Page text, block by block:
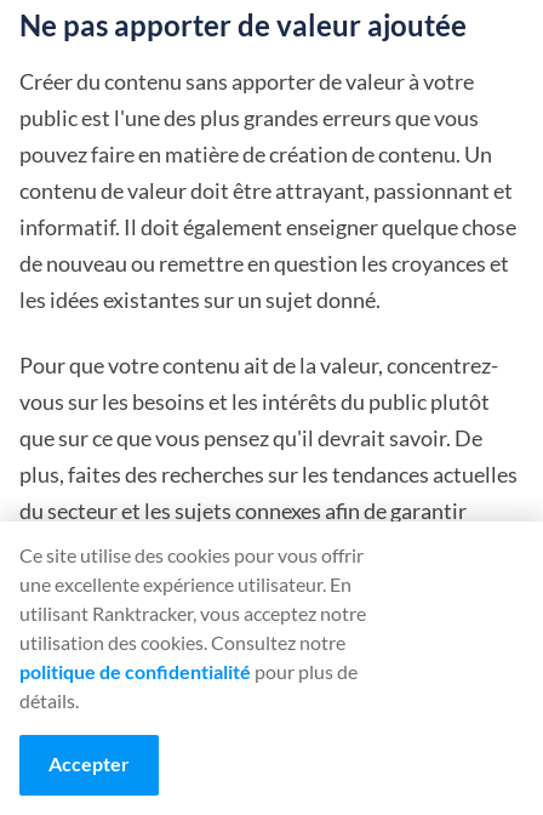
Ne pas apporter de valeur ajoutée
Créer du contenu sans apporter de valeur à votre
public est l'une des plus grandes erreurs que vous
pouvez faire en matière de création de contenu. Un
contenu de valeur doit être attrayant, passionnant et
informatif. Il doit également enseigner quelque chose
de nouveau ou remettre en question les croyances et
les idées existantes sur un sujet donné.
Pour que votre contenu ait de la valeur, concentrez-
vous sur les besoins et les intérêts du public plutôt
que sur ce que vous pensez qu'il devrait savoir. De
plus, faites des recherches sur les tendances actuelles
du secteur et les sujets connexes afin de garantir
l'exactitude et la pertinence de votre contenu. Veillez
également à améliorer la qualité de vos écrits en vous
appuyant sur des faits, des chiffres et d'autres sources
factuelles solides, tout en évitant le superflu et les
mots de remplissage qui n'apportent aucune valeur
ajoutée au sujet.
Ne pas suivre les meilleures pratiques
Ce site utilise des cookies pour vous offrir
une excellente expérience utilisateur. En
utilisant Ranktracker, vous acceptez notre
utilisation des cookies. Consultez notre
politique de confidentialité pour plus de
détails.
Accepter